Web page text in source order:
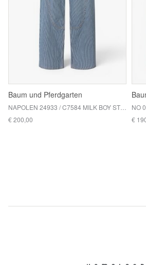
Baum und Pferdgarten
€ 200,00
€